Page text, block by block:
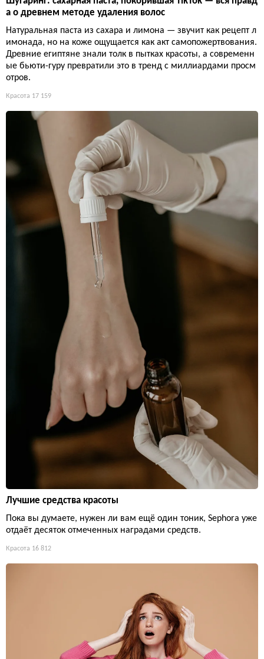
а о древнем методе удаления волос
Натуральная паста из сахара и лимона — звучит как рецепт л
имонада, но на коже ощущается как акт самопожертвования.
Древние египтяне знали толк в пытках красоты, а современн
ые бьюти-гуру превратили это в тренд с миллиардами просм
отров.
Красота 17 159
Лучшие средства красоты
Пока вы думаете, нужен ли вам ещё один тоник, Sephora уже
отдаёт десяток отмеченных наградами средств.
Красота 16 812